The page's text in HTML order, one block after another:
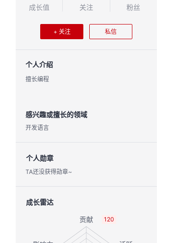
成长值 关注 粉丝
+ 关注 私信
个人介绍
擅长编程
感兴趣或擅长的领域
开发语言
个人勋章
TA还没获得勋章~
成长雷达
120